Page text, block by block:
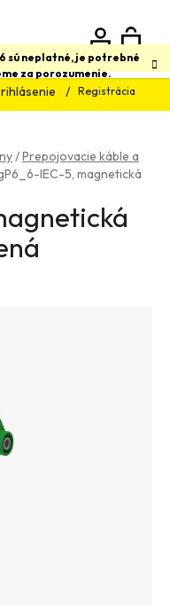
sú neplatné, je potrebné
za porozumenie.
Registrácia
Hľadať
/Prepojovacie káble a
IEC-5, magnetická